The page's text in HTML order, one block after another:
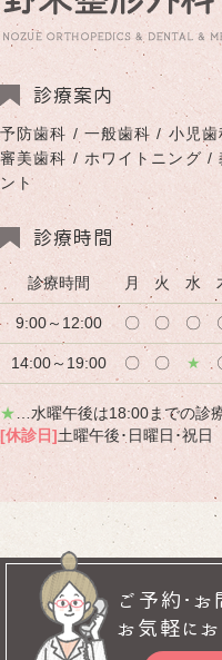
診療案内
予防歯科 / 一般歯科 / 小児
審美歯科 / ホワイトニング /
ント
診療時間
診療時間 月 火 水
9:00～12:00 〇 〇 〇
14:00～19:00 〇 〇 ★
★ …水曜午後は18:00までの診
[休診日]土曜午後･日曜日･祝日
ご予約･お
お気軽に